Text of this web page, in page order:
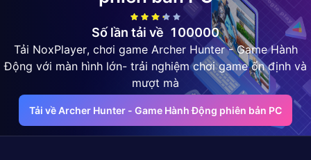
Số lần tải về 100000
Tải NoxPlayer, chơi game Archer Hunter - Game Hành
Động với màn hình lớn- trải nghiệm chơi game ổn định và
mượt mà
Tải về Archer Hunter - Game Hành Động phiên bản PC